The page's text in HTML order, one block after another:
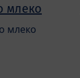
млеко
млеко